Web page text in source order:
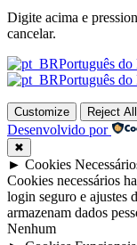
Digite acima e
cancelar.
Português do
Português do
Customize Reject All
Desenvolvido por
✖
► Cookies
Cookies necessários
login seguro e ajustes
armazenam dados
Nenhum